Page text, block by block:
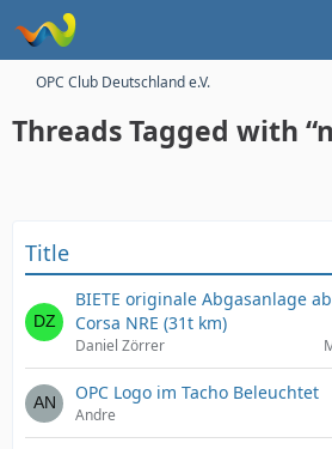
OPC Club Deutschland e.V.
Threads Tagged with
Title
BIETE originale Abgasanlage ab
Corsa NRE (31t km)
Daniel Zörrer
OPC Logo im Tacho Beleuchtet
Andre